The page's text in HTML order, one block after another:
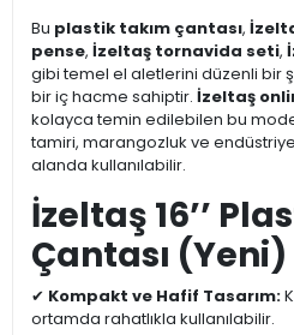
Bu plastik takım çantası,
pense, İzeltaş tornavida seti,
gibi temel el aletlerini düzenli bir
bir iç hacme sahiptir. İzeltaş
kolayca temin edilebilen bu
tamiri, marangozluk ve
alanda kullanılabilir.
İzeltaş 16’’
Çantası
✔ Kompakt ve Hafif Tasarım:
ortamda rahatlıkla kullanılabilir.